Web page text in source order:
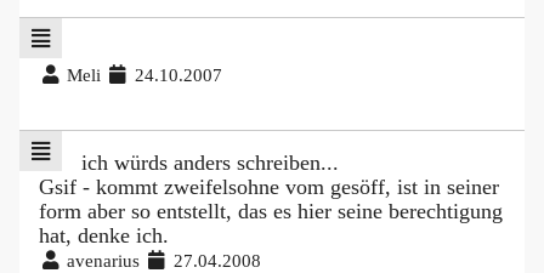
Meli 24.10.2007
ich würds anders schreiben...
Gsif - kommt zweifelsohne vom gesöff, ist in seiner
form aber so entstellt, das es hier seine berechtigung
hat, denke ich.
avenarius 27.04.2008